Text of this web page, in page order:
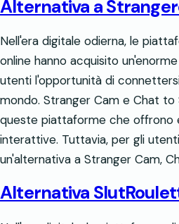
Alternativa a
Nell'era digitale odierna, le
online hanno acquisito
utenti l'opportunità di
mondo. Stranger Cam e Chat
queste piattaforme che offrono
interattive. Tuttavia, per gli
un'alternativa a Stranger Cam,
Alternativa